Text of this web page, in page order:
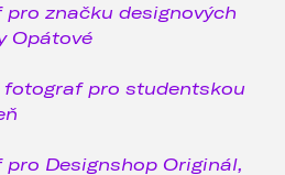
pro značku designových
Opátové
fotograf pro studentskou
pro Designshop Originál,